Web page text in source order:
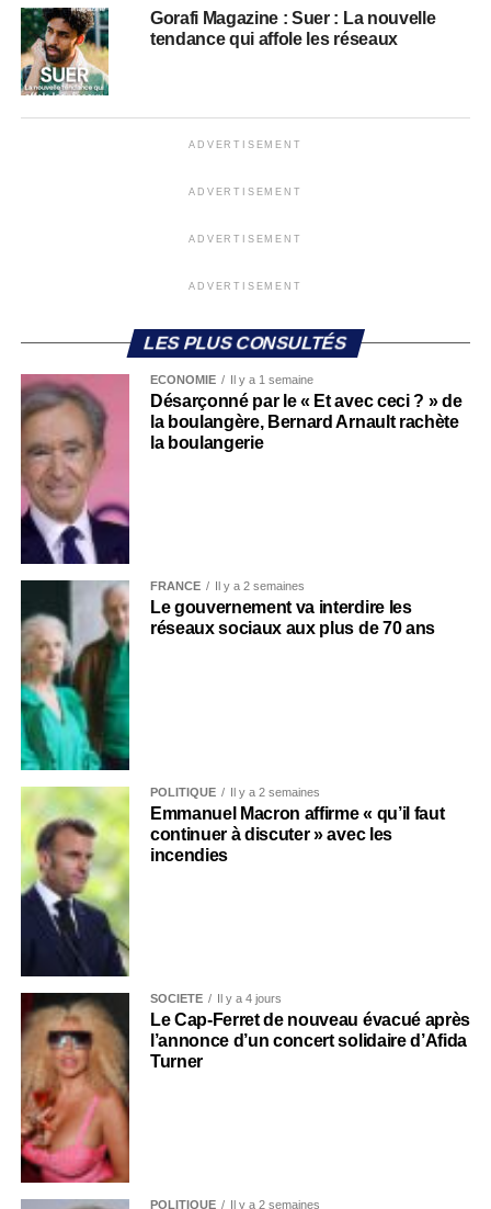
Gorafi Magazine : Suer : La nouvelle
tendance qui affole les réseaux
ADVERTISEMENT
ADVERTISEMENT
ADVERTISEMENT
ADVERTISEMENT
LES PLUS CONSULTÉS
ECONOMIE Il y a 1 semaine
Désarçonné par le « Et avec ceci ? » de
la boulangère, Bernard Arnault rachète
la boulangerie
FRANCE Il y a 2 semaines
Le gouvernement va interdire les
réseaux sociaux aux plus de 70 ans
POLITIQUE Il y a 2 semaines
Emmanuel Macron affirme « qu’il faut
continuer à discuter » avec les
incendies
SOCIÉTÉ Il y a 4 jours
Le Cap-Ferret de nouveau évacué après
l’annonce d’un concert solidaire d’Afida
Turner
POLITIQUE Il y a 2 semaines